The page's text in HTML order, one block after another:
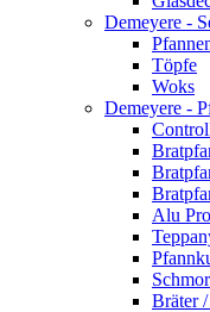
Demeyere -
Töpfe
Woks
Demeyere -
Alu Pro
Bräter